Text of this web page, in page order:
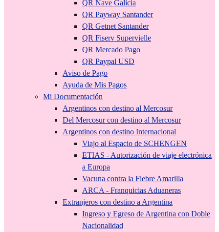
QR Nave Galicia
QR Payway Santander
QR Getnet Santander
QR Fiserv Supervielle
QR Mercado Pago
QR Paypal USD
Aviso de Pago
Ayuda de Mis Pagos
Mi Documentación
Argentinos con destino al Mercosur
Del Mercosur con destino al Mercosur
Argentinos con destino Internacional
Viajo al Espacio de SCHENGEN
ETIAS - Autorización de viaje electrónica
a Europa
Vacuna contra la Fiebre Amarilla
ARCA - Franquicias Aduaneras
Extranjeros con destino a Argentina
Ingreso y Egreso de Argentina con Doble
Nacionalidad